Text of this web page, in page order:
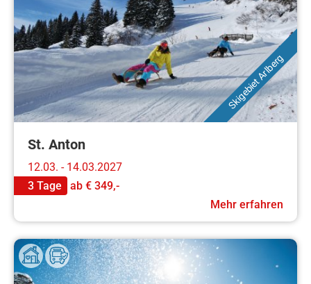
Skigebiet Arlberg
St. Anton
12.03. - 14.03.2027
3 Tage
ab € 349,-
Mehr erfahren